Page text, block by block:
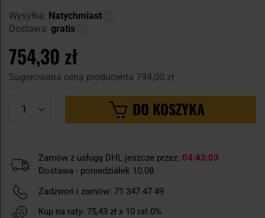
Wysyłka: Natychmiast
Dostawa: gratis
754,30 zł
Sugerowana cena producenta 794,00 zł
DO KOSZYKA
Zamów z usługą DHL jeszcze przez: 04 43 02
Dostawa - poniedziałek 10.08
Zadzwoń i zamów: 71 347 47 49
Kup na raty: 75,43 zł x 10 rat 0%